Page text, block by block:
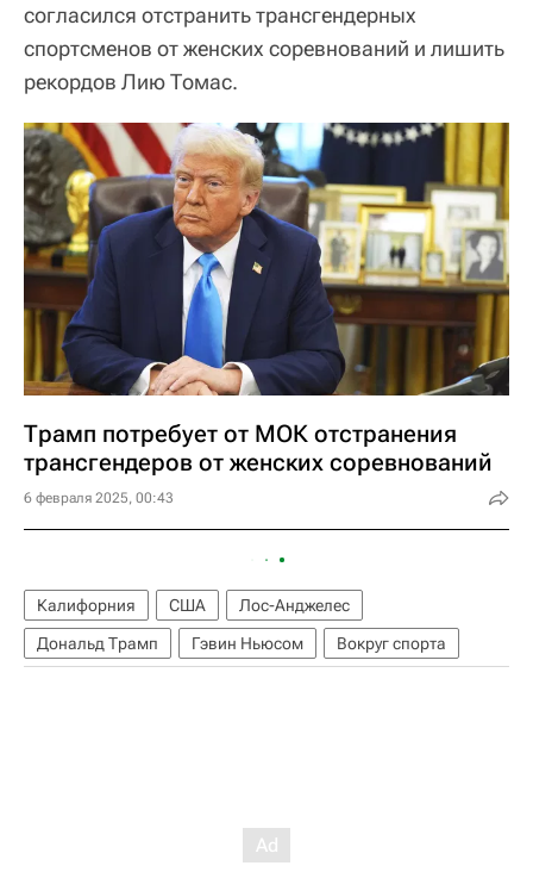
согласился отстранить трансгендерных
спортсменов от женских соревнований и лишить
рекордов Лию Томас.
Трамп потребует от МОК отстранения
трансгендеров от женских соревнований
6 февраля 2025, 00:43
Калифорния США
Лос-Анджелес
Дональд Трамп
Гэвин Ньюсом Вокруг спорта